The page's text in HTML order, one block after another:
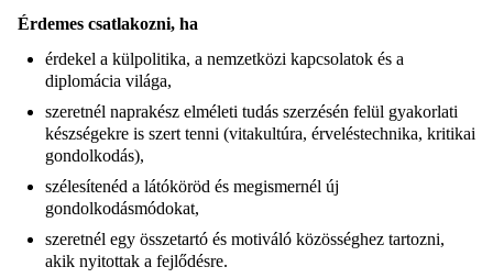
Érdemes csatlakozni, ha
érdekel a külpolitika, a nemzetközi kapcsolatok és a
diplomácia világa,
szeretnél naprakész elméleti tudás szerzésén felül gyakorlati
készségekre is szert tenni (vitakultúra, érveléstechnika, kritikai
gondolkodás),
szélesítenéd a látóköröd és megismernél új
gondolkodásmódokat,
szeretnél egy összetartó és motiváló közösséghez tartozni,
akik nyitottak a fejlődésre.